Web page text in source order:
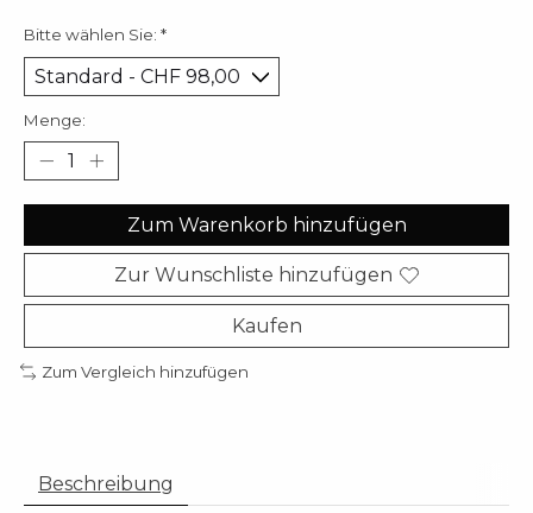
Bitte wählen Sie: *
Menge:
Zum Warenkorb hinzufügen
Zur Wunschliste hinzufügen
Kaufen
Zum Vergleich hinzufügen
Beschreibung